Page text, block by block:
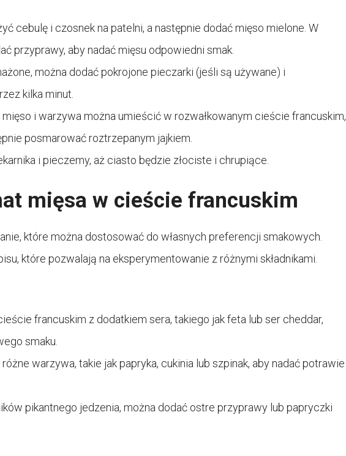
cebulę i czosnek na patelni, a następnie dodać mięso mielone. W
przyprawy, aby nadać mięsu odpowiedni smak.
można dodać pokrojone pieczarki (jeśli są używane) i
kilka minut.
i warzywa można umieścić w rozwałkowanym cieście francuskim,
posmarować roztrzepanym jajkiem.
i pieczemy, aż ciasto będzie złociste i chrupiące.
mięsa w cieście francuskim
które można dostosować do własnych preferencji smakowych.
które pozwalają na eksperymentowanie z różnymi składnikami.
francuskim z dodatkiem sera, takiego jak feta lub ser cheddar,
smaku.
warzywa, takie jak papryka, cukinia lub szpinak, aby nadać potrawie
pikantnego jedzenia, można dodać ostre przyprawy lub papryczki